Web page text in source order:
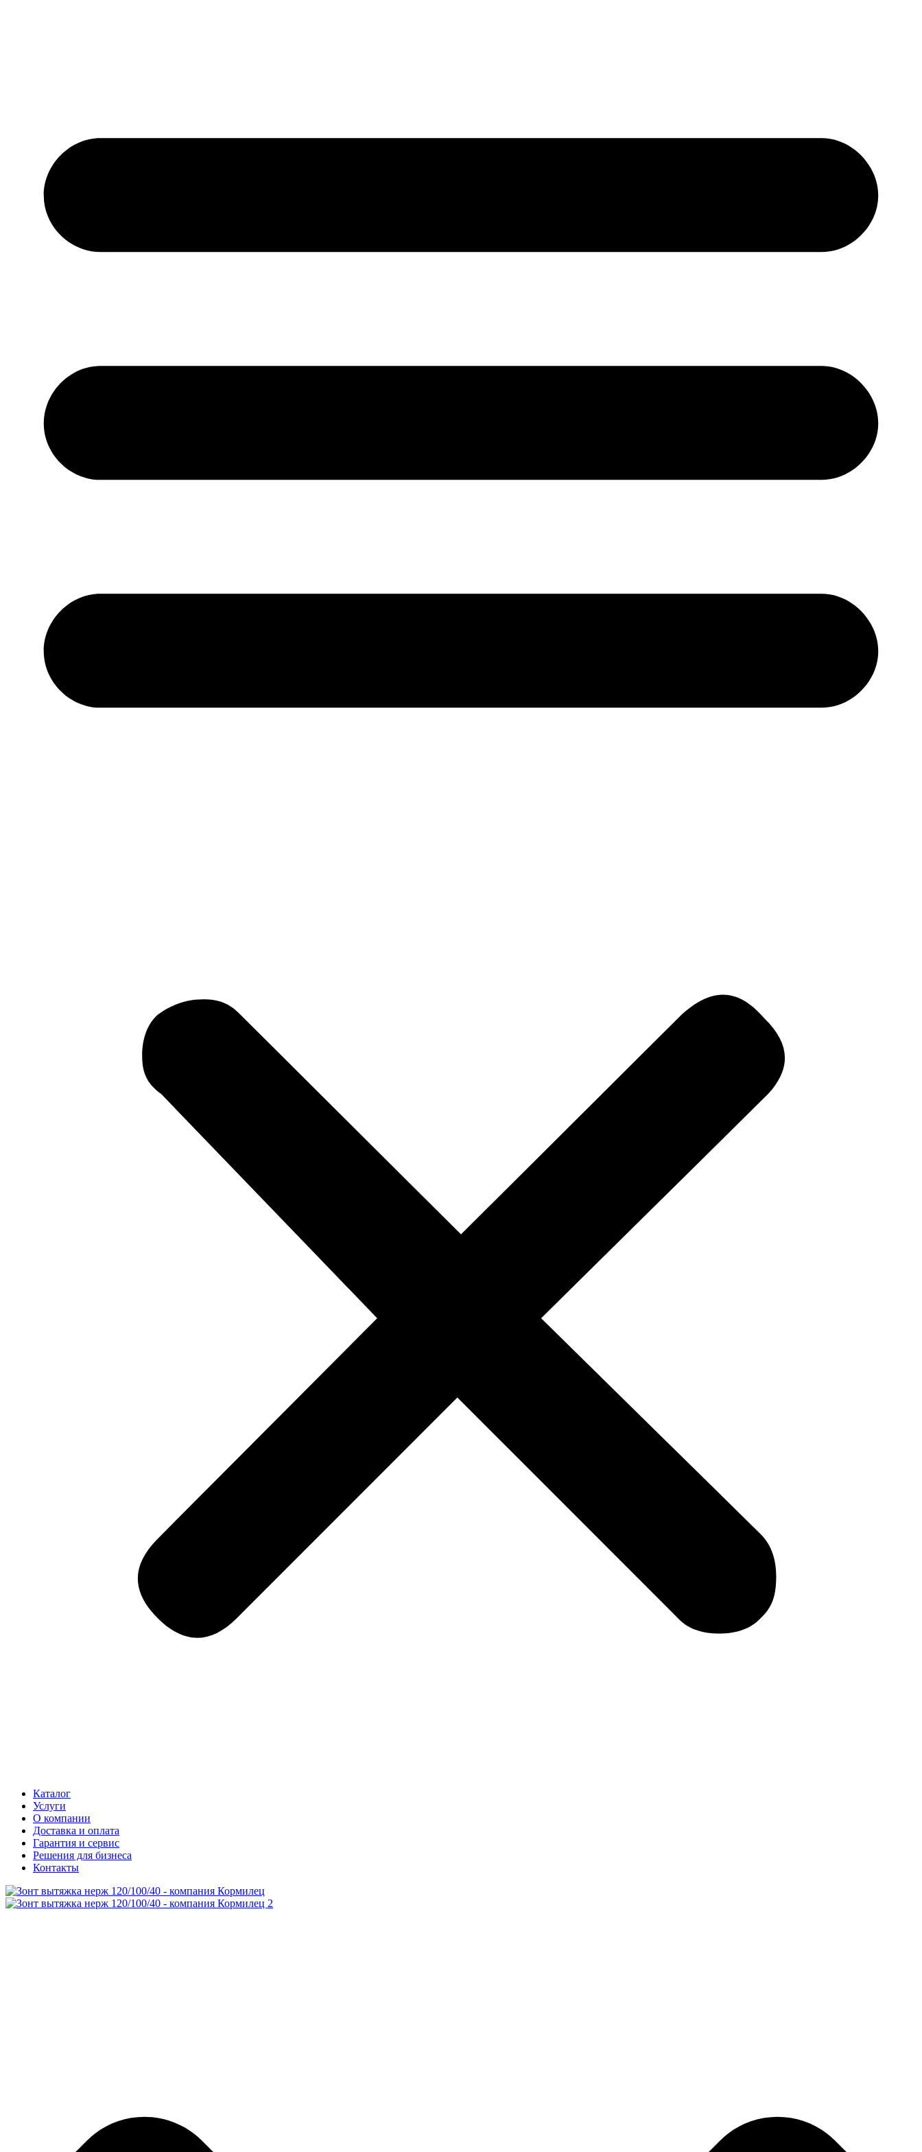
Каталог
Услуги
О компании
Доставка и оплата
Гарантия и сервис
Решения для бизнеса
Контакты